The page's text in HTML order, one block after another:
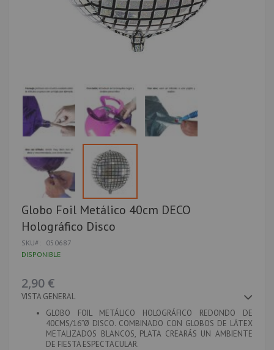
Saltar
al
comienzo
la
galería
imágenes
Globo Foil Metálico 40cm DECO
Holográfico Disco
SKU
050687
DISPONIBLE
2,90 €
VISTA GENERAL
GLOBO FOIL METÁLICO HOLOGRÁFICO REDONDO DE
40CMS/16”Ø DISCO. COMBINADO CON GLOBOS DE LÁTEX
METALIZADOS BLANCOS, PLATA CREARÁS UN AMBIENTE
DE FIESTA ESPECTACULAR.